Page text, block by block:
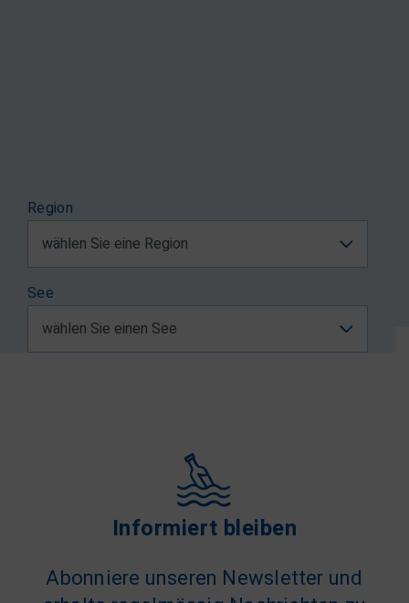
Region
See
Informiert bleiben
Abonniere unseren Newsletter und